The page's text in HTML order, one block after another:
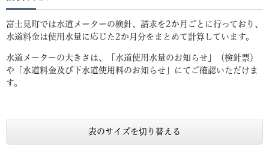
富士見町では水道メーターの検針、請求を2か月ごとに行っており、
水道料金は使用水量に応じた2か月分をまとめて計算しています。
水道メーターの大きさは、「水道使用水量のお知らせ」（検針票）
や「水道料金及び下水道使用料のお知らせ」にてご確認いただけま
す。
表のサイズを切り替える